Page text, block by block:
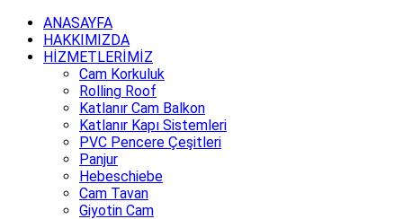
ANASAYFA
HAKKIMIZDA
HİZMETLERİMİZ
Cam Korkuluk
Rolling Roof
Katlanır Cam Balkon
Katlanır Kapı Sistemleri
PVC Pencere Çeşitleri
Panjur
Hebeschiebe
Cam Tavan
Giyotin Cam